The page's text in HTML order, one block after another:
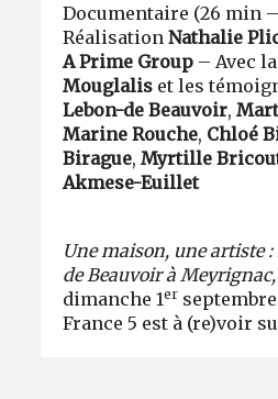
Documentaire (26 min
RéalisationNathalie
A Prime Group – Avec
Mouglalis et les
Lebon-de Beauvoir,
Marine Rouche, Chloé
Birague, Myrtille
Akmese-Euillet
Une maison, une artiste
de Beauvoir à Meyrignac,
dimanche 1er
France 5 est à (re)voir